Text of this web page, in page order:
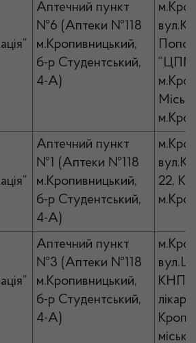
Аптечний пункт
№6 (Аптеки №118
м.Кропивницький,
б-р Студентський,
4-А)
Аптечний пункт
№1 (Аптеки №118
м.Кропивницький,
б-р Студентський,
4-А)
22,
Аптечний пункт
№3 (Аптеки №118
м.Кропивницький,
б-р Студентський,
4-А)
КНП